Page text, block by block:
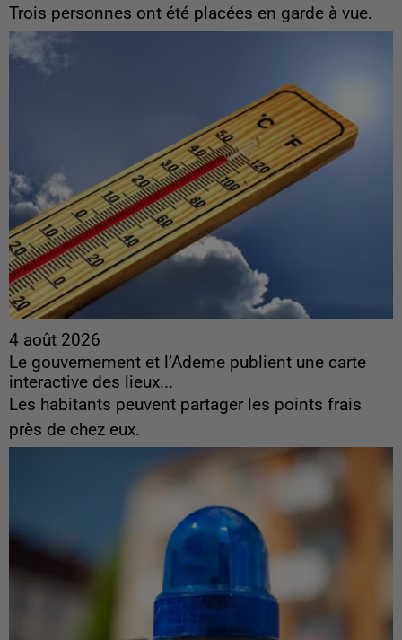
Trois personnes ont été placées en garde à vue.
4 août 2026
Le gouvernement et l’Ademe publient une carte
interactive des lieux...
Les habitants peuvent partager les points frais
près de chez eux.